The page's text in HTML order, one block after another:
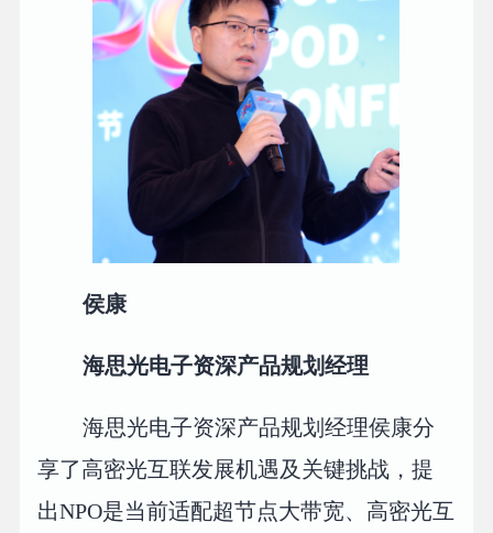
侯康
海思光电子资深产品规划经理
海思光电子资深产品规划经理侯康分
享了高密光互联发展机遇及关键挑战，提
出NPO是当前适配超节点大带宽、高密光互